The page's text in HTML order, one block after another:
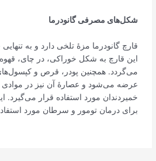
شکل­‌های مصرفی گانودرما
قارچ گانودرما مزۀ تلخی دارد و به
این قارچ به شکل خوراکی، در چای،
می‌گردد. همچنین پودر، قرص و کپسول­‌های
عرضه می­‌شود و عصارۀ آن نیز در
خمیردندان مورد استفاده قرار
برای درمان تومور و سرطان مورد